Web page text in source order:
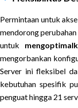
Permintaan untuk
mendorong
untuk
mengorbankan
Server ini fleksibel
kebutuhan spesifik
penguat hingga 21